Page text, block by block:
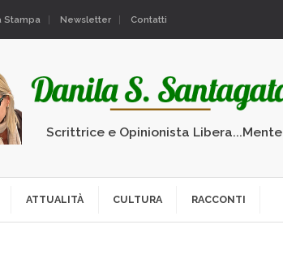
Stampa Newsletter Contatti
Scrittrice e Opinionista Libera...Mente
ATTUALITÀ CULTURA RACCONTI